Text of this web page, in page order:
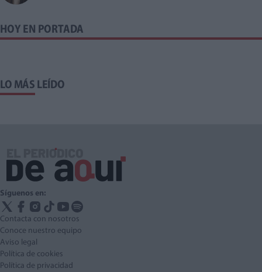
HOY EN PORTADA
LO MÁS LEÍDO
Síguenos en:
Contacta con nosotros
Conoce nuestro equipo
Aviso legal
Política de cookies
Política de privacidad